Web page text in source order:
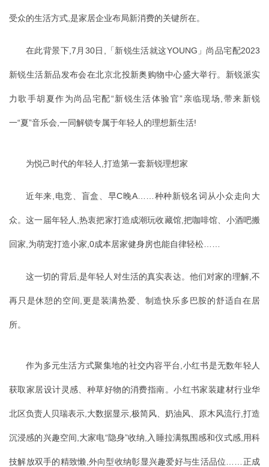
受众的生活方式,是家居企业布局新消费的关键所在。
在此背景下,7月30日,「新锐生活就这YOUNG」尚品宅配2023
新锐生活新品发布会在北京北投新奥购物中心盛大举行。新锐派实
力歌手胡夏作为尚品宅配“新锐生活体验官”亲临现场,带来新锐
一“夏”音乐会,一同解锁专属于年轻人的理想新生活!
为悦己时代的年轻人,打造第一套新锐理想家
近年来,电竞、盲盒、早C晚A……种种新锐名词从小众走向大
众。这一届年轻人,热衷把家打造成潮玩收藏馆,把咖啡馆、小酒吧搬
回家,为萌宠打造小家,0成本居家健身房也能自律轻松……
这一切的背后,是年轻人对生活的真实表达。他们对家的理解,不
再只是休憩的空间,更是装满热爱、制造快乐多巴胺的舒适自在居
所。
作为多元生活方式聚集地的社交内容平台,小红书是无数年轻人
获取家居设计灵感、种草好物的消费指南。小红书家装建材行业华
北区负责人贝瑞表示,大数据显示,极简风、奶油风、原木风流行,打造
沉浸感的兴趣空间,大家电“隐身”收纳,入睡拉满氛围感和仪式感,用科
技解放双手的精致懒,外向型收纳彰显兴趣爱好与生活品位……正成